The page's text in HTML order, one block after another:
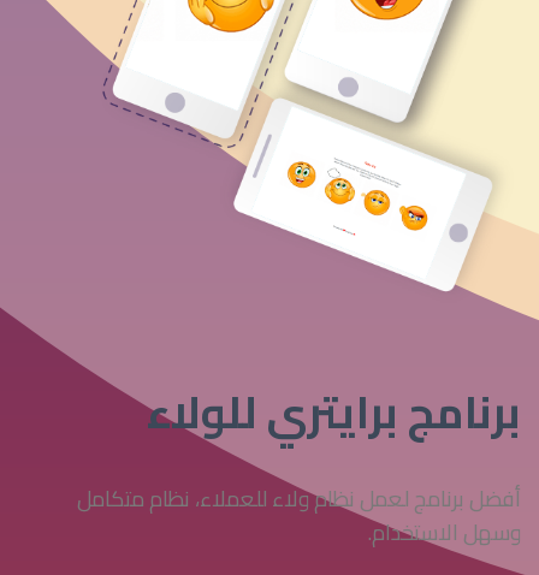
برنامج برايتري للولاء
أفضل برنامج لعمل نظام ولاء للعملاء، نظام متكامل
وسهل الاستخدام.